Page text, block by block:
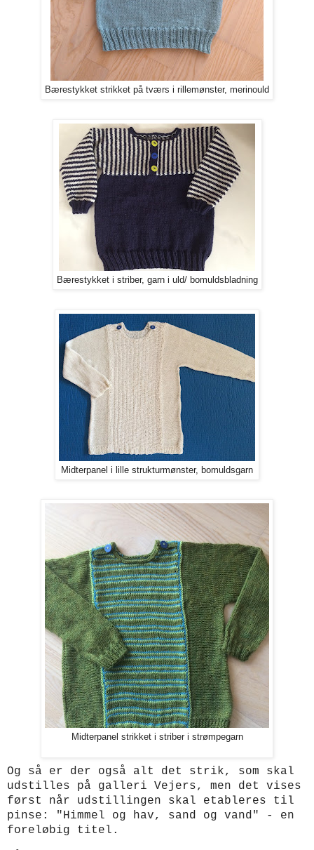
Bærestykket strikket på tværs i rillemønster, merinould
Bærestykket i striber, garn i uld/ bomuldsbladning
Midterpanel i lille strukturmønster, bomuldsgarn
Midterpanel strikket i striber i strømpegarn
Og så er der også alt det strik, som skal
udstilles på galleri Vejers, men det vises
først når udstillingen skal etableres til
pinse: "Himmel og hav, sand og vand" - en
foreløbig titel.